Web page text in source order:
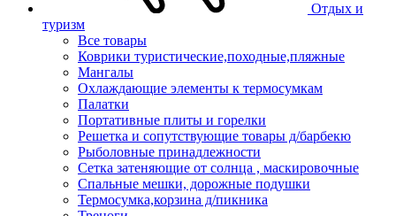
Отдых и
туризм
Все товары
Коврики туристические,походные,пляжные
Мангалы
Охлаждающие элементы к термосумкам
Палатки
Портативные плиты и горелки
Решетка и сопутствующие товары д/барбекю
Рыболовные принадлежности
Сетка затеняющие от солнца , маскировочные
Спальные мешки, дорожные подушки
Термосумка,корзина д/пикника